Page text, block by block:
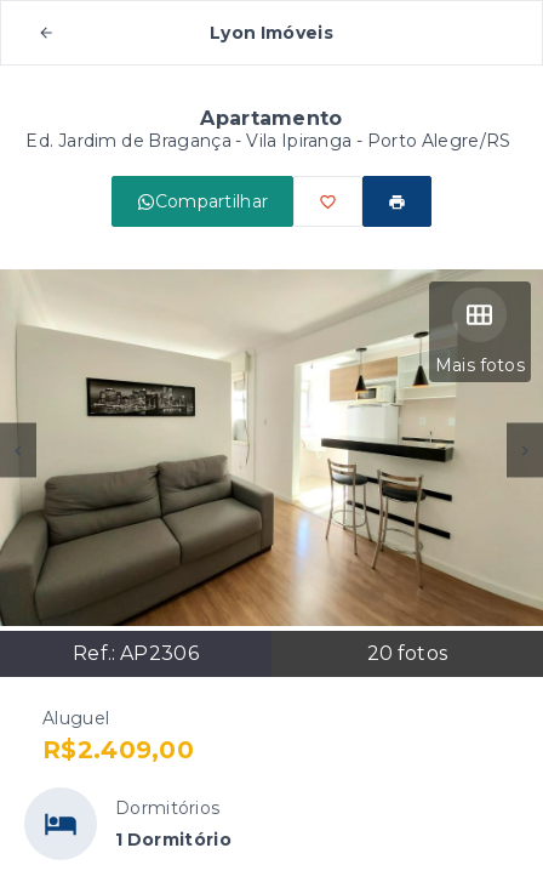
Lyon Imóveis
Apartamento
Ed. Jardim de Bragança -Vila Ipiranga - Porto Alegre/RS
Compartilhar
Mais fotos
Ref.:AP2306 20 fotos
Aluguel
R$2.409,00
Dormitórios
1 Dormitório